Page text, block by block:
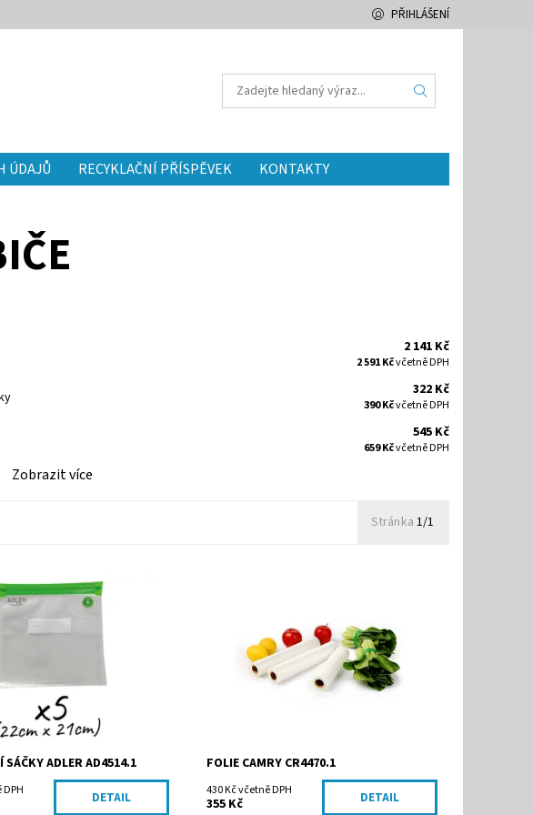
PŘIHLÁŠENÍ
ÚDAJŮ RECYKLAČNÍ PŘÍSPĚVEK KONTAKTY
2 141 Kč
2 591 Kčvčetně DPH
322 Kč
390 Kčvčetně DPH
545 Kč
659 Kčvčetně DPH
Zobrazit více
Stránka 1/1
Skladem
AD4514.1
ADLER Sp. z o.o.
SÁČKY ADLER AD4514.1
DETAIL
CR4470.1
ADLER Sp. z o.o.
FOLIE CAMRY CR4470.1
430 Kč včetně DPH
355 Kč DETAIL